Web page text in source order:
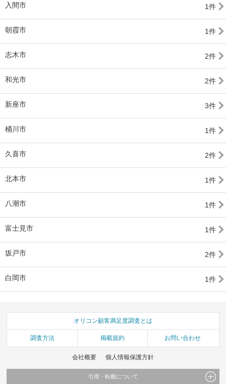
入間市 1件
朝霞市 1件
志木市 2件
和光市 2件
新座市 3件
桶川市 1件
久喜市 2件
北本市 1件
八潮市 1件
富士見市 1件
坂戸市 2件
白岡市 1件
オリコン顧客満足度調査とは
調査方法 掲載規約 お問い合わせ
会社概要 個人情報保護方針
引用・転載について